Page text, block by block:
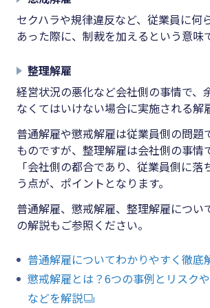
セクハラや規律違反など、従業員に何
あった際に、制裁を加えるという意味
整理解雇
経営状況の悪化など会社側の事情で、
なくてはいけない場合に実施される解
普通解雇や懲戒解雇は従業員側の問題
ものですが、整理解雇は会社側の事情
「会社側の都合であり、従業員側に落
う点が、ポイントとなります。
普通解雇、懲戒解雇、整理解雇につい
の解説もご参照ください。
普通解雇についてわかりやすく徹底
懲戒解雇とは？6つの事例とリスク
などを解説